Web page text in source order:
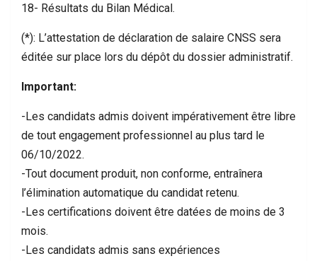
18- Résultats du Bilan Médical.
(*): L’attestation de déclaration de salaire CNSS sera
éditée sur place lors du dépôt du dossier administratif.
Important:
-Les candidats admis doivent impérativement être libre
de tout engagement professionnel au plus tard le
06/10/2022.
-Tout document produit, non conforme, entraînera
l’élimination automatique du candidat retenu.
-Les certifications doivent être datées de moins de 3
mois.
-Les candidats admis sans expériences